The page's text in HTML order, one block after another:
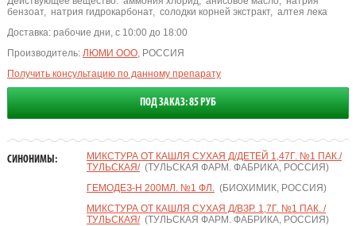
бензоат, натрия гидрокарбонат, солодки корней экстракт, алтея лека
Доставка: рабочие дни, с 10:00 до 18:00
Производитель: ЛЮМИ ООО, РОССИЯ
Получить консультацию по данному препарату
ПОД ЗАКАЗ: 85 РУБ
СИНОНИМЫ:
МИКСТУРА ОТ КАШЛЯ СУХАЯ Д/ДЕТЕЙ 1,47Г. №1 ПАК./
ТУЛЬСКАЯ/(ТУЛЬСКАЯ ФАРМ. ФАБРИКА, РОССИЯ)
ГЕМОДЕЗ-Н 200МЛ. №1 ФЛ.(БИОХИМИК, РОССИЯ)
МИКСТУРА ОТ КАШЛЯ СУХАЯ Д/ВЗР. 1,7Г. №1 ПАК. /
ТУЛЬСКАЯ/(ТУЛЬСКАЯ ФАРМ. ФАБРИКА, РОССИЯ)